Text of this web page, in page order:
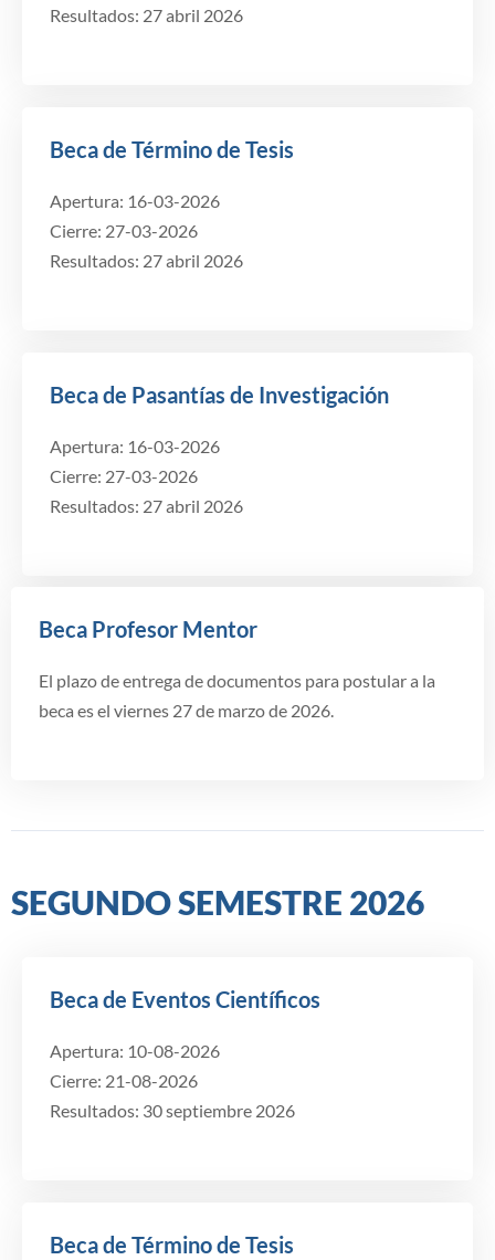
Resultados: 27 abril 2026
Beca de Término de Tesis
Apertura: 16-03-2026
Cierre: 27-03-2026
Resultados: 27 abril 2026
Beca de Pasantías de Investigación
Apertura: 16-03-2026
Cierre: 27-03-2026
Resultados: 27 abril 2026
Beca Profesor Mentor
El plazo de entrega de documentos para postular a la
beca es el viernes 27 de marzo de 2026.
SEGUNDO SEMESTRE 2026
Beca de Eventos Científicos
Apertura: 10-08-2026
Cierre: 21-08-2026
Resultados: 30 septiembre 2026
Beca de Término de Tesis